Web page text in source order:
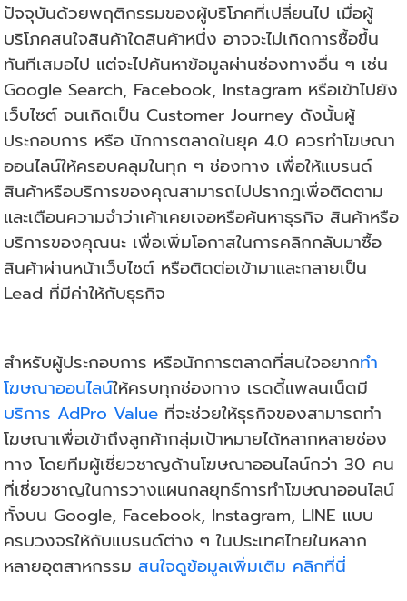
ปัจจุบันด้วยพฤติกรรมของผู้บริโภคที่เปลี่ยนไป เมื่อผู้
บริโภคสนใจสินค้าใดสินค้าหนึ่ง อาจจะไม่เกิดการซื้อขึ้น
ทันทีเสมอไป แต่จะไปค้นหาข้อมูลผ่านช่องทางอื่น ๆ เช่น
Google Search, Facebook, Instagram หรือเข้าไปยัง
เว็บไซต์ จนเกิดเป็น Customer Journey ดังนั้นผู้
ประกอบการ หรือ นักการตลาดในยุค 4.0 ควรทำโฆษณา
ออนไลน์ให้ครอบคลุมในทุก ๆ ช่องทาง เพื่อให้แบรนด์
สินค้าหรือบริการของคุณสามารถไปปรากฎเพื่อติดตาม
และเตือนความจำว่าเค้าเคยเจอหรือค้นหาธุรกิจ สินค้าหรือ
บริการของคุณนะ เพื่อเพิ่มโอกาสในการคลิกกลับมาซื้อ
สินค้าผ่านหน้าเว็บไซต์ หรือติดต่อเข้ามาและกลายเป็น
Lead ที่มีค่าให้กับธุรกิจ
สำหรับผู้ประกอบการ หรือนักการตลาดที่สนใจอยากทำ
โฆษณาออนไลน์ให้ครบทุกช่องทาง เรดดี้แพลนเน็ตมี
บริการ AdPro Value ที่จะช่วยให้ธุรกิจของสามารถทำ
โฆษณาเพื่อเข้าถึงลูกค้ากลุ่มเป้าหมายได้หลากหลายช่อง
ทาง โดยทีมผู้เชี่ยวชาญด้านโฆษณาออนไลน์กว่า 30 คน
ที่เชี่ยวชาญในการวางแผนกลยุทธ์การทำโฆษณาออนไลน์
ทั้งบน Google, Facebook, Instagram, LINE แบบ
ครบวงจรให้กับแบรนด์ต่าง ๆ ในประเทศไทยในหลาก
หลายอุตสาหกรรม สนใจดูข้อมูลเพิ่มเติม คลิกที่นี่